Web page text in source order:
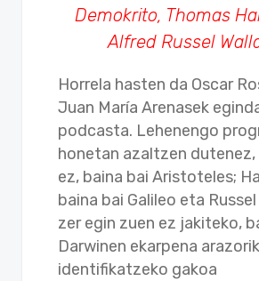
Demokrito, Thomas
Alfred Russel
Horrela hasten da Oscar
Juan María Arenasek
podcasta. Lehenengo
honetan azaltzen
ez, baina bai Aristoteles;
baina bai Galileo eta Russel
zer egin zuen ez jakiteko,
Darwinen ekarpena
identifikatzeko gakoa